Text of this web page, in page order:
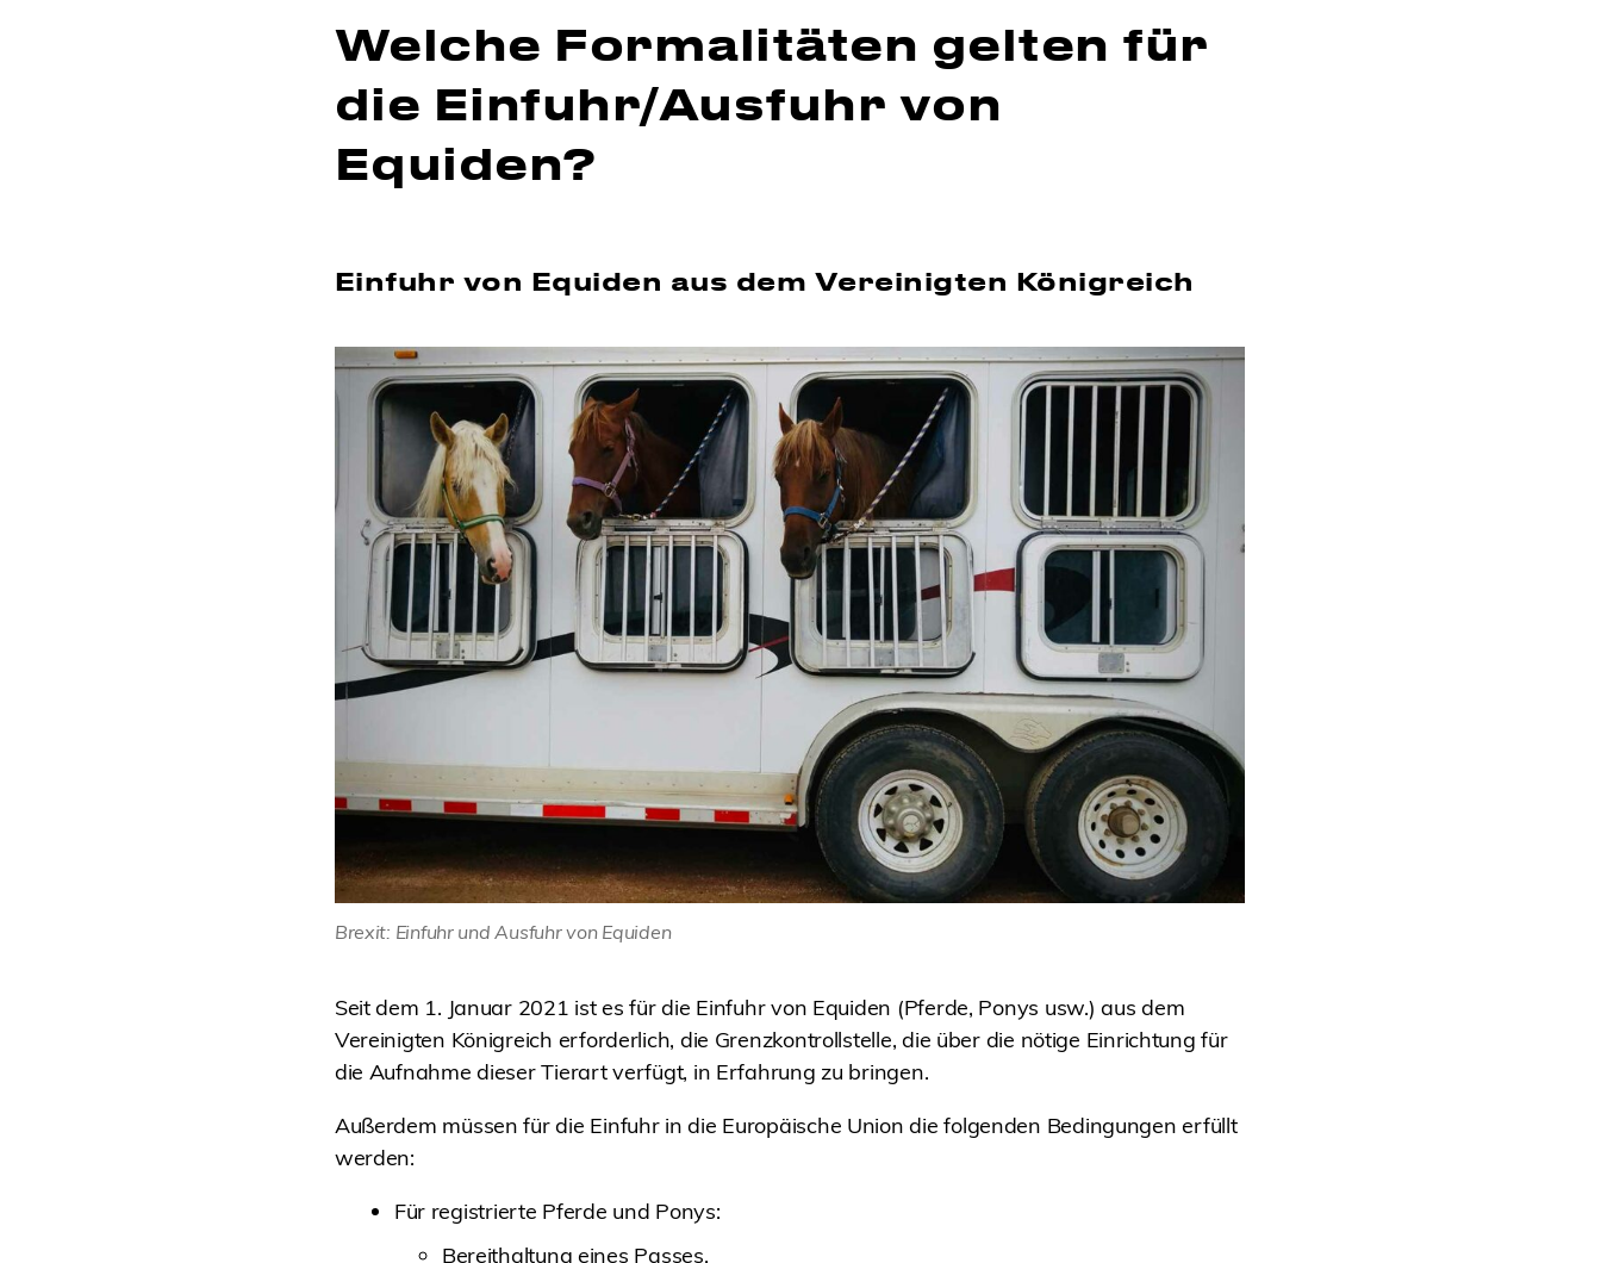
Welche Formalitäten gelten für
die Einfuhr/Ausfuhr von
Equiden?
Einfuhr von Equiden aus dem Vereinigten Königreich
Brexit: Einfuhr und Ausfuhr von Equiden
Seit dem 1. Januar 2021 ist es für die Einfuhr von Equiden (Pferde, Ponys usw.) aus dem
Vereinigten Königreich erforderlich, die Grenzkontrollstelle, die über die nötige Einrichtung für
die Aufnahme dieser Tierart verfügt, in Erfahrung zu bringen.
Außerdem müssen für die Einfuhr in die Europäische Union die folgenden Bedingungen erfüllt
werden:
Für registrierte Pferde und Ponys:
Bereithaltung eines Passes.